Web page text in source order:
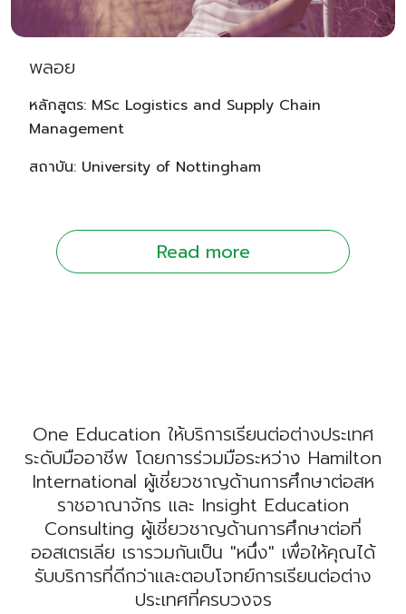
พลอย
หลักสูตร: MSc Logistics and Supply Chain
Management
สถาบัน: University of Nottingham
Read more
One Education ให้บริการเรียนต่อต่างประเทศ
ระดับมืออาชีพ โดยการร่วมมือระหว่าง Hamilton
International ผู้เชี่ยวชาญด้านการศึกษาต่อสห
ราชอาณาจักร และ Insight Education
Consulting ผู้เชี่ยวชาญด้านการศึกษาต่อที่
ออสเตรเลีย เรารวมกันเป็น "หนึ่ง" เพื่อให้คุณได้
รับบริการที่ดีกว่าและตอบโจทย์การเรียนต่อต่าง
ประเทศที่ครบวงจร